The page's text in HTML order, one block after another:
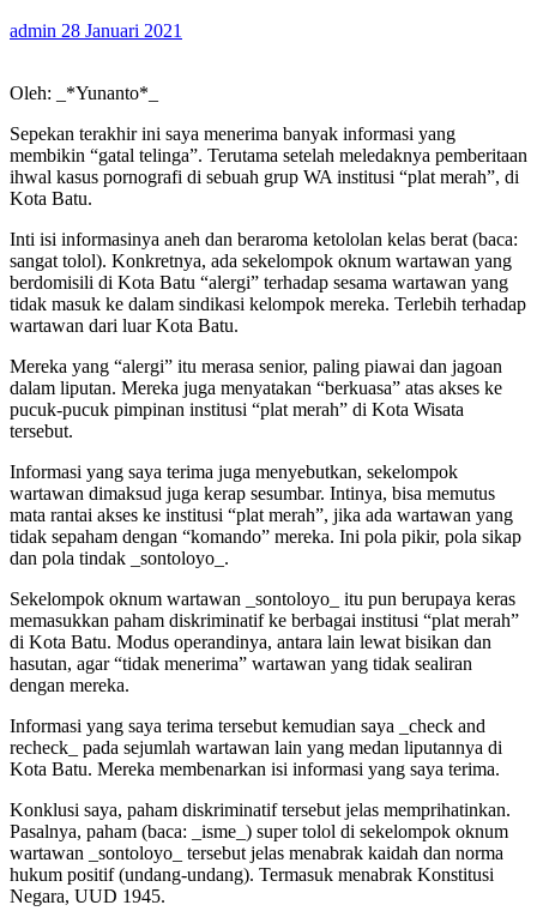
admin 28 Januari 2021
Oleh: _*Yunanto*_
Sepekan terakhir ini saya menerima banyak informasi yang
membikin “gatal telinga”. Terutama setelah meledaknya pemberitaan
ihwal kasus pornografi di sebuah grup WA institusi “plat merah”, di
Kota Batu.
Inti isi informasinya aneh dan beraroma ketololan kelas berat (baca:
sangat tolol). Konkretnya, ada sekelompok oknum wartawan yang
berdomisili di Kota Batu “alergi” terhadap sesama wartawan yang
tidak masuk ke dalam sindikasi kelompok mereka. Terlebih terhadap
wartawan dari luar Kota Batu.
Mereka yang “alergi” itu merasa senior, paling piawai dan jagoan
dalam liputan. Mereka juga menyatakan “berkuasa” atas akses ke
pucuk-pucuk pimpinan institusi “plat merah” di Kota Wisata
tersebut.
Informasi yang saya terima juga menyebutkan, sekelompok
wartawan dimaksud juga kerap sesumbar. Intinya, bisa memutus
mata rantai akses ke institusi “plat merah”, jika ada wartawan yang
tidak sepaham dengan “komando” mereka. Ini pola pikir, pola sikap
dan pola tindak _sontoloyo_.
Sekelompok oknum wartawan _sontoloyo_ itu pun berupaya keras
memasukkan paham diskriminatif ke berbagai institusi “plat merah”
di Kota Batu. Modus operandinya, antara lain lewat bisikan dan
hasutan, agar “tidak menerima” wartawan yang tidak sealiran
dengan mereka.
Informasi yang saya terima tersebut kemudian saya _check and
recheck_ pada sejumlah wartawan lain yang medan liputannya di
Kota Batu. Mereka membenarkan isi informasi yang saya terima.
Konklusi saya, paham diskriminatif tersebut jelas memprihatinkan.
Pasalnya, paham (baca: _isme_) super tolol di sekelompok oknum
wartawan _sontoloyo_ tersebut jelas menabrak kaidah dan norma
hukum positif (undang-undang). Termasuk menabrak Konstitusi
Negara, UUD 1945.